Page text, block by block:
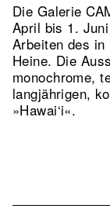
Die Galerie
April bis 1.
Arbeiten des in
Heine. Die
monochrome,
langjährigen,
»Hawai‘i«.